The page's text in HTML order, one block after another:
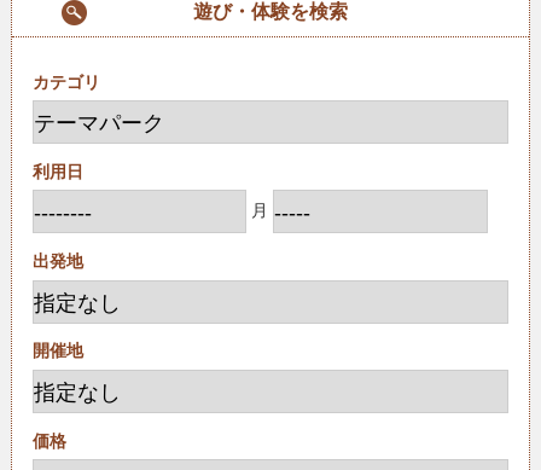
遊び・体験を検索
カテゴリ
利用日
月
出発地
開催地
価格